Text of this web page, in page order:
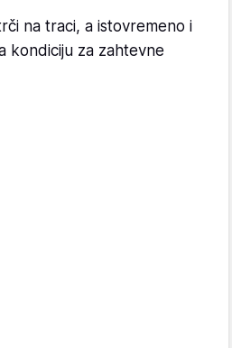
na traci, a istovremeno i
kondiciju za zahtevne